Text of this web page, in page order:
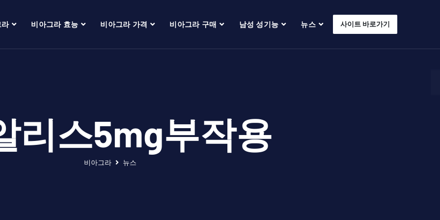
비아그라 효능 비아그라 가격 비아그라 구매 남성 성기능 뉴스 사이트 바로가기
리스5mg부작용
비아그라 뉴스